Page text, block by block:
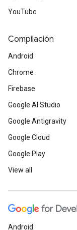
YouTube
Compilación
Android
Chrome
Firebase
Google AI Studio
Google Antigravity
Google Cloud
Google Play
View all
Android